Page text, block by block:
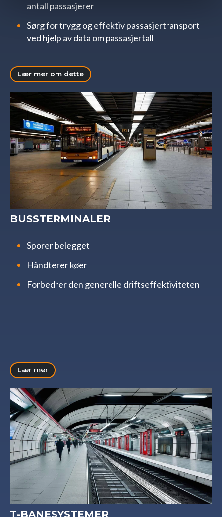
antall passasjerer
Sørg for trygg og effektiv passasjertransport
ved hjelp av data om passasjertall
Lær mer om dette
BUSSTERMINALER
Sporer belegget
Håndterer køer
Forbedrer den generelle driftseffektiviteten
Lær mer
T-BANESYSTEMER